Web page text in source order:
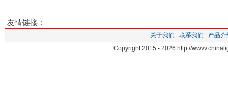
友情链接：
关于我们 联系我们
产品介
Copyright 2015 - 2026 http://